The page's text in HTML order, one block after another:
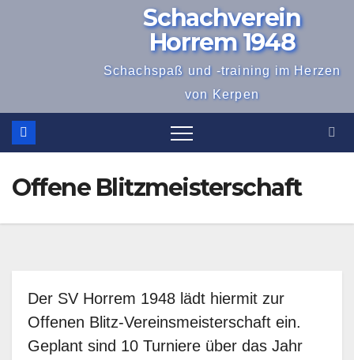
Schachverein
Horrem 1948
Schachspaß und -training im Herzen
von Kerpen
Offene Blitzmeisterschaft
Der SV Horrem 1948 lädt hiermit zur
Offenen Blitz-Vereinsmeisterschaft ein.
Geplant sind 10 Turniere über das Jahr